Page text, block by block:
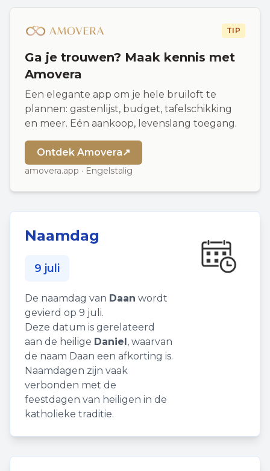
TIP
Ga je trouwen? Maak kennis met
Amovera
Een elegante app om je hele bruiloft te
plannen: gastenlijst, budget, tafelschikking
en meer. Eén aankoop, levenslang toegang.
Ontdek Amovera↗
amovera.app · Engelstalig
Naamdag
9 juli
De naamdag van Daan wordt
gevierd op 9 juli.
Deze datum is gerelateerd
aan de heilige Daniel, waarvan
de naam Daan een afkorting is.
Naamdagen zijn vaak
verbonden met de
feestdagen van heiligen in de
katholieke traditie.